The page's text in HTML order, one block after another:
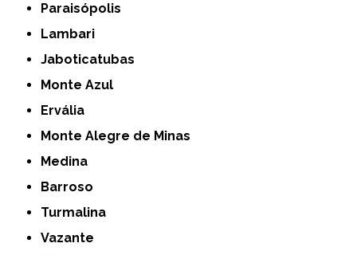
Paraisópolis
Lambari
Jaboticatubas
Monte Azul
Ervália
Monte Alegre de Minas
Medina
Barroso
Turmalina
Vazante